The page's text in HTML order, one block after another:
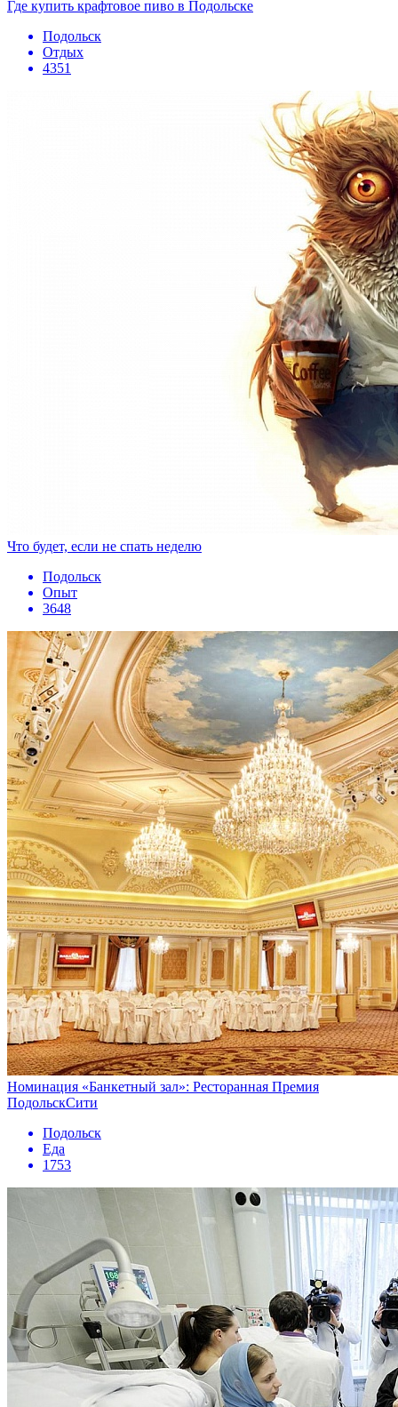
Где купить крафтовое пиво в Подольске
Подольск
Отдых
4351
Что будет, если не спать неделю
Подольск
Опыт
3648
Номинация «Банкетный зал»: Ресторанная Премия
ПодольскСити
Подольск
Еда
1753